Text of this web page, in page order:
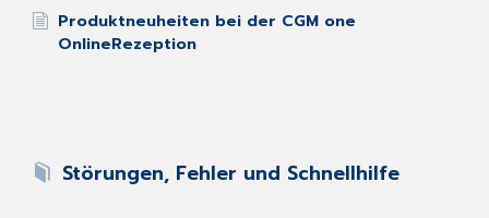
Produktneuheiten bei der CGM one
OnlineRezeption
Störungen, Fehler und Schnellhilfe